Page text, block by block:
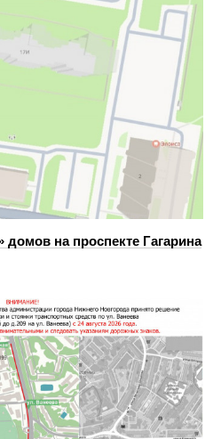
на проспекте Гагарина